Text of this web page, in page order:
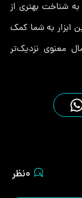
شناخت بهتری از
ابزار به شما کمک
معنوی نزدیک‌تر
0نظر